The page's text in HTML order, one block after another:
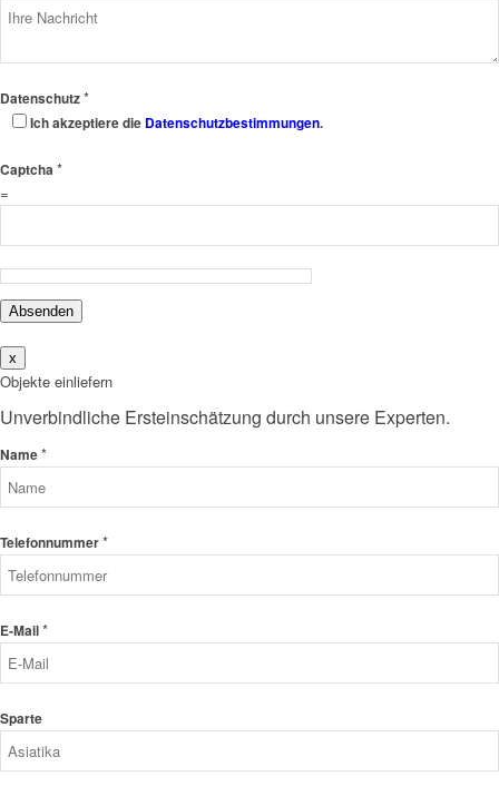
Datenschutz*
Ich akzeptiere die Datenschutzbestimmungen.
Captcha *
=
Absenden
x
Objekte einliefern
Unverbindliche Ersteinschätzung durch unsere Experten.
Name*
Telefonnummer*
E-Mail*
Sparte